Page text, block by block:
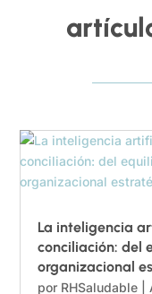
La inteligencia
conciliación: del
organizacional
por RHSaludable